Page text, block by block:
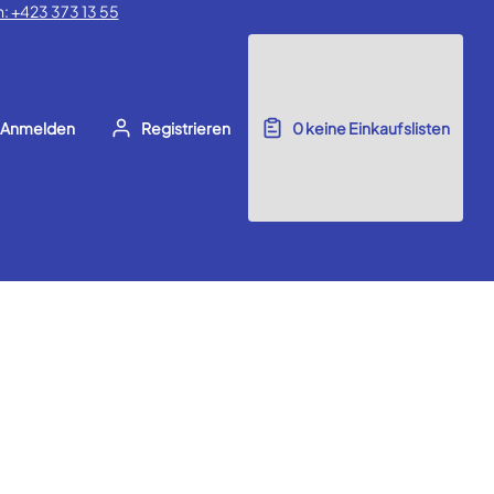
+423 373 13 55
Anmelden Registrieren 0keine Einkaufslisten